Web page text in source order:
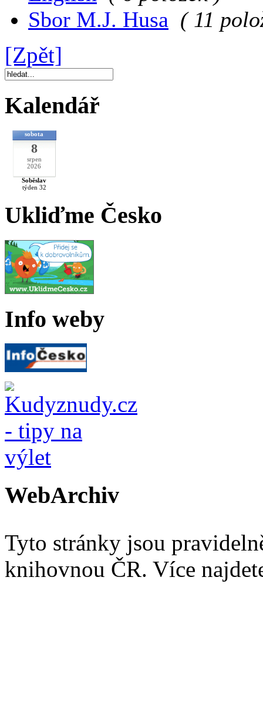
Sbor M.J. Husa ( 11
[Zpět]
Kalendář
sobota
8
srpen
2026
Soběslav
týden 32
Ukliďme Česko
Info weby
WebArchiv
Tyto stránky jsou
knihovnou ČR. Více